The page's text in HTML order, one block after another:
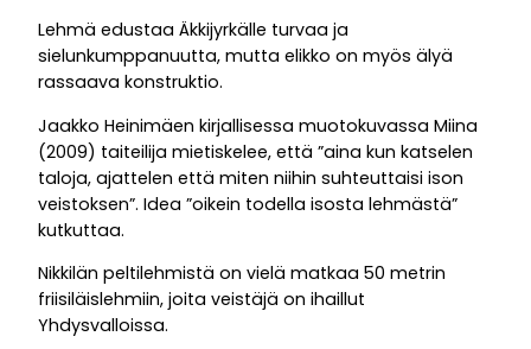
Lehmä edustaa Äkkijyrkälle turvaa ja
sielunkumppanuutta, mutta elikko on myös älyä
rassaava konstruktio.
Jaakko Heinimäen kirjallisessa muotokuvassa Miina
(2009) taiteilija mietiskelee, että ”aina kun katselen
taloja, ajattelen että miten niihin suhteuttaisi ison
veistoksen”. Idea ”oikein todella isosta lehmästä”
kutkuttaa.
Nikkilän peltilehmistä on vielä matkaa 50 metrin
friisiläislehmiin, joita veistäjä on ihaillut
Yhdysvalloissa.